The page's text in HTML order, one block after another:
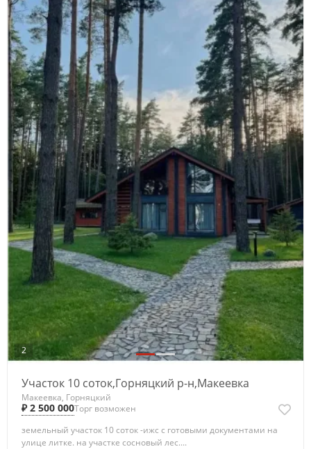
2
Участок 10 соток,Горняцкий р-н,Макеевка
Макеевка, Горняцкий
₽ 2 500 000Торг возможен
земельный участок 10 соток -ижс с готовыми документами на
улице литке. на участке сосновый лес....